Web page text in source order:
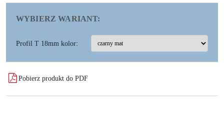
WYBIERZ WARIANT:
Profil T 18mm kolor:
Pobierz produkt do PDF